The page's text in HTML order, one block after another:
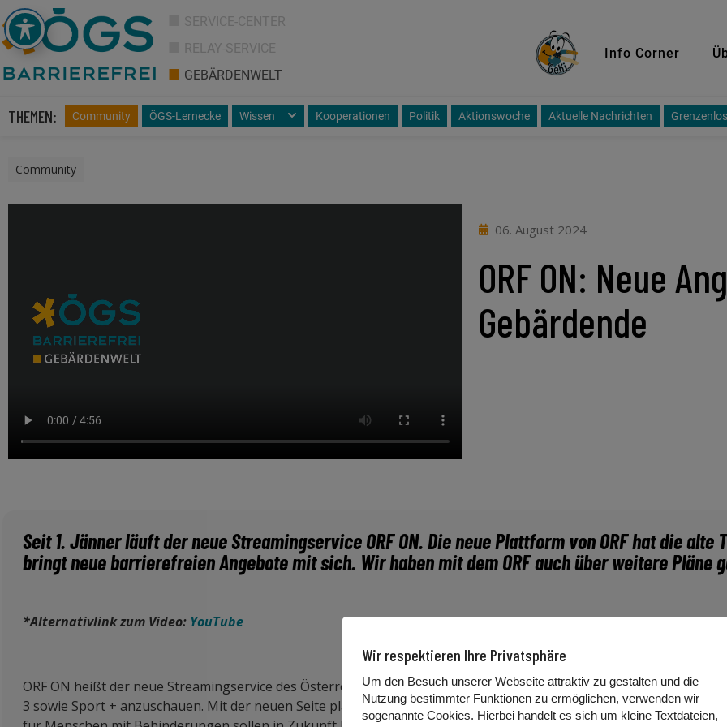
SERVICE-CENTER
RELAY-SERVICE
GEBÄRDENWELT
GeKi Info Corner
THEMEN: Community ÖGS-Lernecke Wissen Kooperationen Politik Aktionswoche Aktuelle Nachrichten
Community
06. August 2024
ORF ON: Neue
Gebärdende
Seit 1. Jänner läuft der neue Streamingservice ORF ON. Die neue Plattform von ORF hat die alte
bringt neue barrierefreien Angebote mit sich. Wir haben mit dem ORF auch über weitere Pläne
*Alternativlink zum Video: YouTube
ORF ON heißt der neue Streamingservice des Österreichischen Rundfunks. Auf der neuen Seite „On.orf.at“ sind
3 sowie Sport + anzuschauen. Mit der neuen Seite plant der ORF auch Inhalte zu produzieren, die nur Online
Wir respektieren Ihre Privatsphäre
Um den Besuch unserer Webseite attraktiv zu gestalten und die
Nutzung bestimmter Funktionen zu ermöglichen, verwenden wir
sogenannte Cookies. Hierbei handelt es sich um kleine Textdateien,